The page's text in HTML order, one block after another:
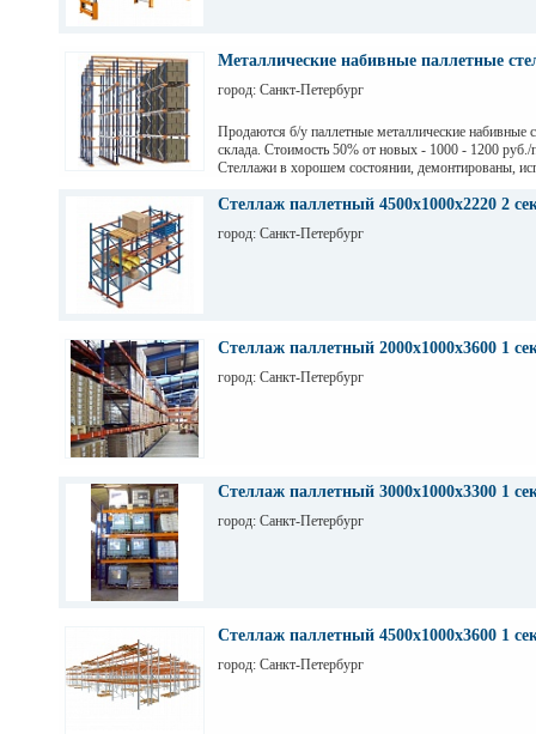
Металлические набивные паллетные
город: Санкт-Петербург
Продаются б/у паллетные металлические набивные
склада. Стоимость 50% от новых - 1000 - 1200 руб./
Стеллажи в хорошем состоянии, демонтированы,
СПб. Высота 7,5 м (4 паллеты), глубина 12,6 м (12
Стеллаж паллетный 4500х1000х2220 2
город: Санкт-Петербург
Стеллаж паллетный 2000х1000х3600 1
город: Санкт-Петербург
Стеллаж паллетный 3000х1000х3300 1
город: Санкт-Петербург
Стеллаж паллетный 4500х1000х3600 1
город: Санкт-Петербург